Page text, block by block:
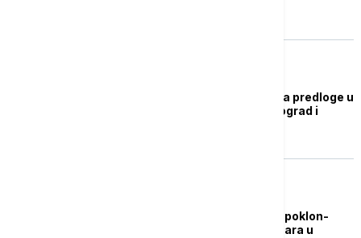
Skupština grada odbila predloge u
vezi sa Apotekom Beograd i
Danas počinje podela poklon-
vaučera od 10.000 dinara u